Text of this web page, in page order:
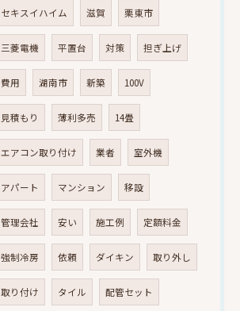
セキスイハイム 滋賀 栗東市
三菱電機 平置台 対策 担ぎ上げ
費用 湖南市 新築 100V
見積もり 薄利多売 14畳
エアコン取り付け 業者 室外機
アパート マンション 移設
管理会社 安い 施工例 定額料金
強制冷房 依頼 ダイキン 取り外し
取り付け タイル 配管セット